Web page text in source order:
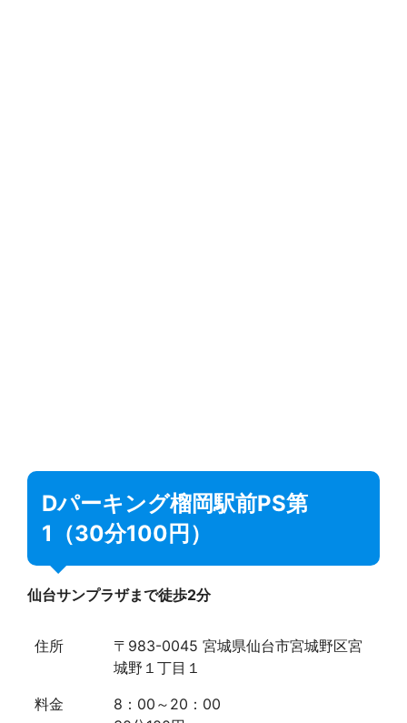
Dパーキング榴岡駅前PS第
1（30分100円）
仙台サンプラザまで徒歩2分
住所
〒983-0045 宮城県仙台市宮城野区宮
城野１丁目１
料金
8：00～20：00